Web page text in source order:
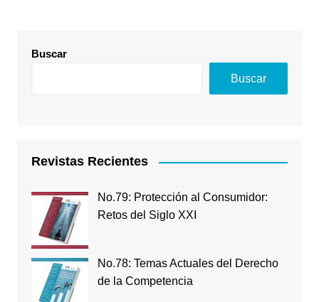
Buscar
Buscar
Revistas Recientes
No.79: Protección al Consumidor:
Retos del Siglo XXI
No.78: Temas Actuales del Derecho
de la Competencia